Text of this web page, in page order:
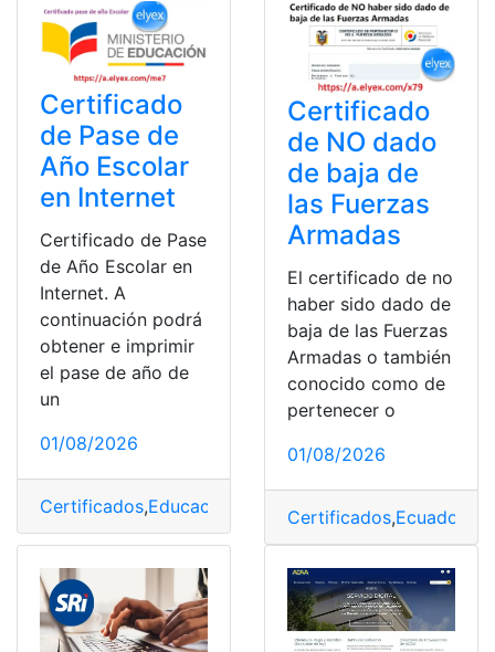
Certificado
de Pase de
Año Escolar
en Internet
Certificado de Pase
de Año Escolar en
Internet. A
continuación podrá
obtener e imprimir
el pase de año de
un
01/08/2026
Certificados,Educación Ministerio de Educación ,Pase
Certificado
de NO dado
de baja de
las Fuerzas
Armadas
El certificado de no
haber sido dado de
baja de las Fuerzas
Armadas o también
conocido como de
pertenecer o
01/08/2026
Certificados,Ecuador